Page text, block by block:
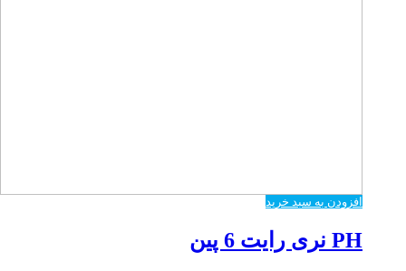
افزودن به سبد خرید
PH نری رایت 6 پین